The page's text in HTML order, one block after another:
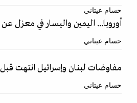
حسام عيتاني
أوروبا... اليمين واليسار في معزل عن
حسام عيتاني
مفاوضات لبنان وإسرائيل انتهت قبل
حسام عيتاني